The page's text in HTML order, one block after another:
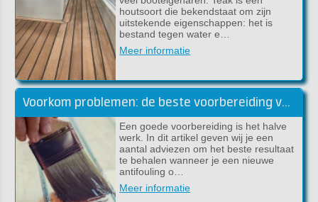
houtsoort die bekendstaat om zijn
uitstekende eigenschappen: het is
bestand tegen water e…
Meer informatie
Voorkom problemen: de beste voorbereiding voor lakwerk
Een goede voorbereiding is het halve
werk. In dit artikel geven wij je een
aantal adviezen om het beste resultaat
te behalen wanneer je een nieuwe
antifouling o…
Meer informatie